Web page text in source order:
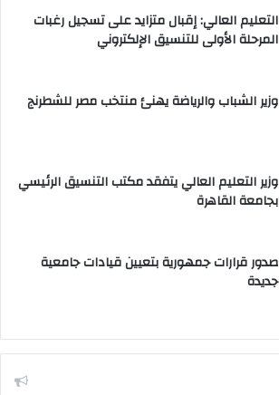
التعليم العالي: إقبال متزايد على تسجيل رغبات
المرحلة الأولى للتنسيق الإلكتروني
وزير الشباب والرياضة يهنئ منتخب مصر للشطرنج
وزير التعليم العالي يتفقد مكتب التنسيق الرئيسي
بجامعة القاهرة
صدور قرارات جمهورية بتعيين قيادات جامعية
جديدة